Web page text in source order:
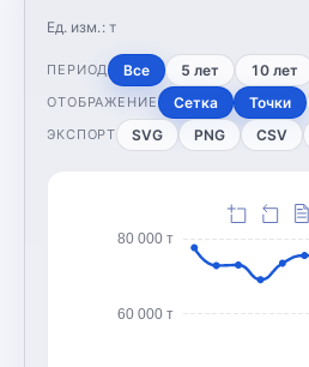
Ед. изм.: т
ПЕРИОД Все 5 лет 10 лет
ОТОБРАЖЕНИЕ Сетка Точки
ЭКСПОРТ SVG PNG CSV
60 000 т
80 000 т